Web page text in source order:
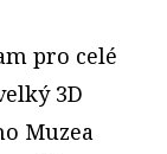
pro celé
3D
Muzea